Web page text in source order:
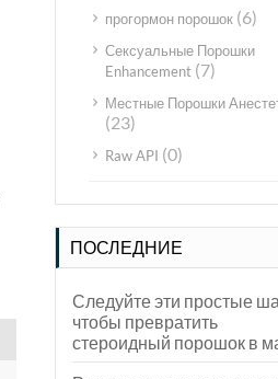
прогормон порошок(6)
Сексуальные Порошки
Enhancement(7)
Местные Порошки
(23)
Raw API (0)
ПОСЛЕДНИЕ
Следуйте эти простые
чтобы превратить
стероидный порошок в